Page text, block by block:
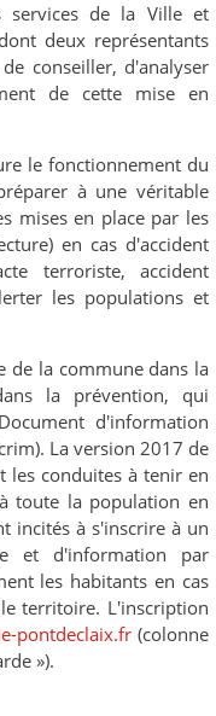
services de la Ville et
deux représentants
conseiller, d'analyser
de cette mise en
le fonctionnement du
à une véritable
mises en place par les
en cas d'accident
terroriste, accident
les populations et
de la commune dans la
la prévention, qui
d'information
La version 2017 de
les conduites à tenir en
toute la population en
incités à s'inscrire à un
et d'information par
les habitants en cas
territoire. L'inscription
pontdeclaix.fr(colonne
»).